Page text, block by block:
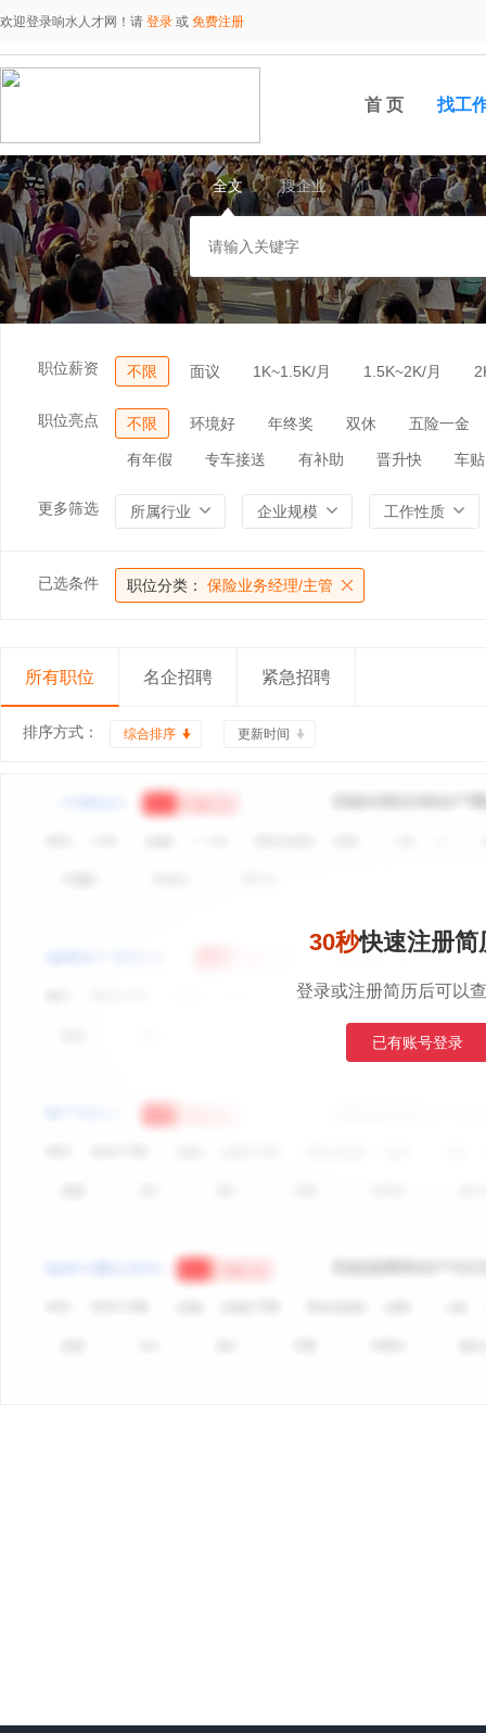
欢迎登录响水人才网！请 登录 或 免费注册
首 页 找工
全文 搜企业
职位薪资 不限 面议 1K~1.5K/月 1.5K~2K/月
职位亮点 不限 环境好 年终奖 双休 五险一金
有年假 专车接送 有补助 晋升快 车贴
更多筛选 所属行业 企业规模 工作性质
已选条件 职位分类： 保险业务经理/主管
所有职位 名企招聘 紧急招聘
排序方式： 综合排序 更新时间
30秒快速注册简
登录或注册简历后可以
已有账号登录